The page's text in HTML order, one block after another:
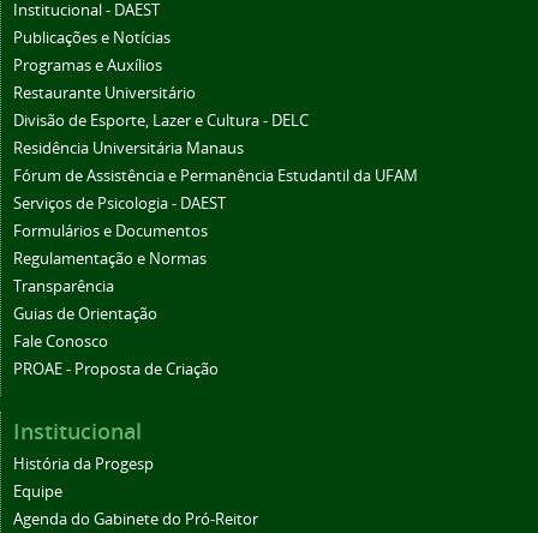
Institucional - DAEST
Publicações e Notícias
Programas e Auxílios
Restaurante Universitário
Divisão de Esporte, Lazer e Cultura - DELC
Residência Universitária Manaus
Fórum de Assistência e Permanência Estudantil da UFAM
Serviços de Psicologia - DAEST
Formulários e Documentos
Regulamentação e Normas
Transparência
Guias de Orientação
Fale Conosco
PROAE - Proposta de Criação
Institucional
História da Progesp
Equipe
Agenda do Gabinete do Pró-Reitor